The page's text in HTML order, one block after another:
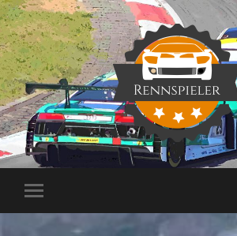
Rennspieler
Mobile-
Menü
ein-/ausblenden